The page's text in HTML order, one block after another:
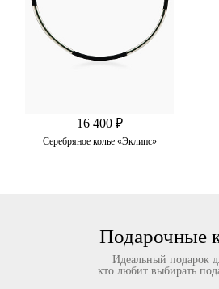
16 400 ₽
Серебряное колье «Эклипс»
Подарочные
Идеальный подарок
кто любит выбирать